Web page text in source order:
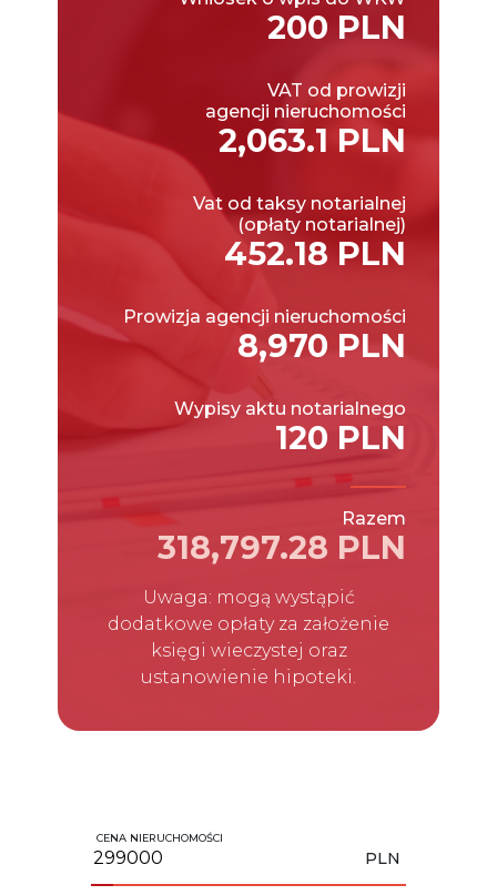
200 PLN
VAT od prowizji
agencji nieruchomości
2,063.1 PLN
Vat od taksy notarialnej
(opłaty notarialnej)
452.18 PLN
Prowizja agencji nieruchomości
8,970 PLN
Wypisy aktu notarialnego
120 PLN
Razem
318,797.28 PLN
Uwaga: mogą wystąpić
dodatkowe opłaty za założenie
księgi wieczystej oraz
ustanowienie hipoteki.
CENA NIERUCHOMOŚCI
PLN